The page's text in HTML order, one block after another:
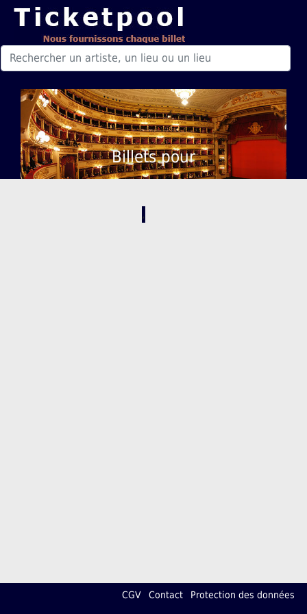
Billets pour
,
CGV Contact Protection des données